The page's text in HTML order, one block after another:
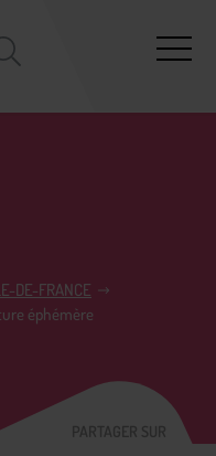
DE-FRANCE
éphémère
PARTAGER SUR